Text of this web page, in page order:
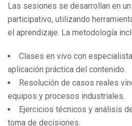
Las sesiones se desarrollan en
participativo, utilizando
el aprendizaje. La metodología
Clases en vivo con
aplicación práctica del contenido.
Resolución de casos reales
equipos y procesos industriales.
Ejercicios técnicos y análisis
toma de decisiones.